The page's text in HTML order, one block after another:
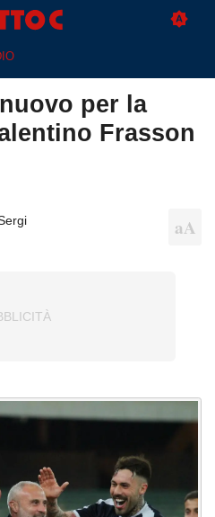
per la
Frasson